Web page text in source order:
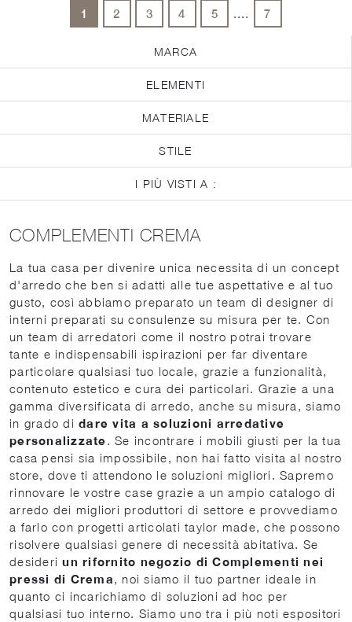
MARCA
ELEMENTI
MATERIALE
STILE
I PIÙ VISTI A :
1 2 3 4 5 .... 7
COMPLEMENTI CREMA
La tua casa per divenire unica necessita di un concept
d'arredo che ben si adatti alle tue aspettative e al tuo
gusto, così abbiamo preparato un team di designer di
interni preparati su consulenze su misura per te. Con
un team di arredatori come il nostro potrai trovare
tante e indispensabili ispirazioni per far diventare
particolare qualsiasi tuo locale, grazie a funzionalità,
contenuto estetico e cura dei particolari. Grazie a una
gamma diversificata di arredo, anche su misura, siamo
in grado di dare vita a soluzioni arredative
personalizzate. Se incontrare i mobili giusti per la tua
casa pensi sia impossibile, non hai fatto visita al nostro
store, dove ti attendono le soluzioni migliori. Sapremo
rinnovare le vostre case grazie a un ampio catalogo di
arredo dei migliori produttori di settore e provvediamo
a farlo con progetti articolati taylor made, che possono
risolvere qualsiasi genere di necessità abitativa. Se
desideriun rifornito negozio di Complementi nei
pressi di Crema, noi siamo il tuo partner ideale in
quanto ci incarichiamo di soluzioni ad hoc per
qualsiasi tuo interno. Siamo uno tra i più noti espositori